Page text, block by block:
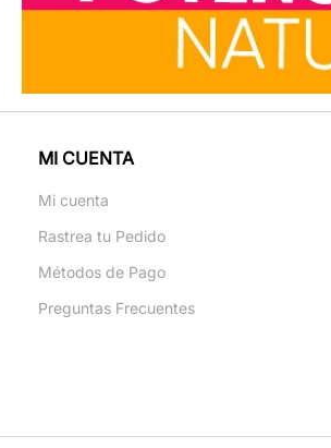
MI CUENTA
Mi cuenta
Rastrea tu Pedido
Métodos de Pago
Preguntas Frecuentes